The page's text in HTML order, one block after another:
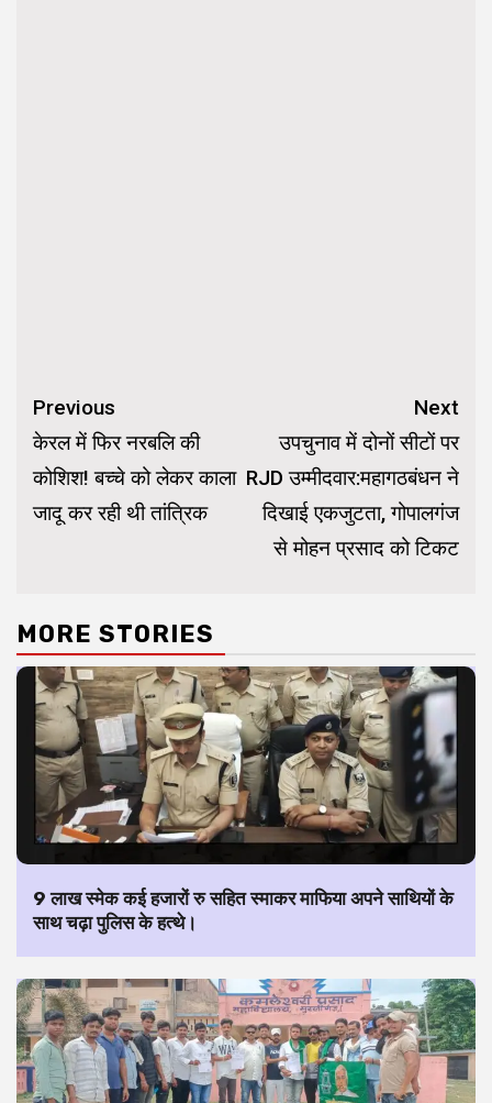
Continue
Reading
Previous
केरल में फिर नरबलि की
कोशिश! बच्चे को लेकर काला
जादू कर रही थी तांत्रिक
Next
उपचुनाव में दोनों सीटों पर
RJD उम्मीदवार:महागठबंधन ने
दिखाई एकजुटता, गोपालगंज
से मोहन प्रसाद को टिकट
MORE STORIES
9 लाख स्मेक कई हजारों रु सहित स्माकर माफिया अपने साथियों के
साथ चढ़ा पुलिस के हत्थे।